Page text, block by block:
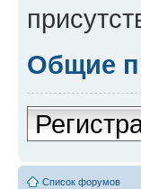
Общие
Список форумов